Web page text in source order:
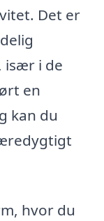
Det er
især i de
en
kan du
hvor du